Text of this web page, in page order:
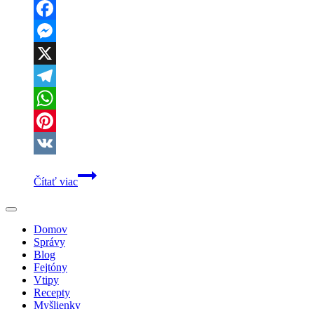
Threads
Facebook
Messenger
X
Telegram
WhatsApp
Pinterest
Čítať viac
Tragédia
v
Domov
Správy
Blog
Fejtóny
Vtipy
Recepty
Myšlienky